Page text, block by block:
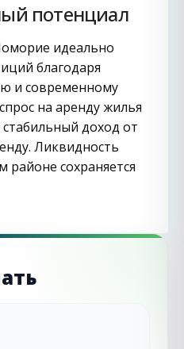
потенциал
идеально
благодаря
и современному
на аренду жилья
доход от
Ликвидность
сохраняется